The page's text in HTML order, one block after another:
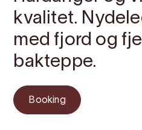
kvalitet.
med fjord og
bakteppe.
Booking